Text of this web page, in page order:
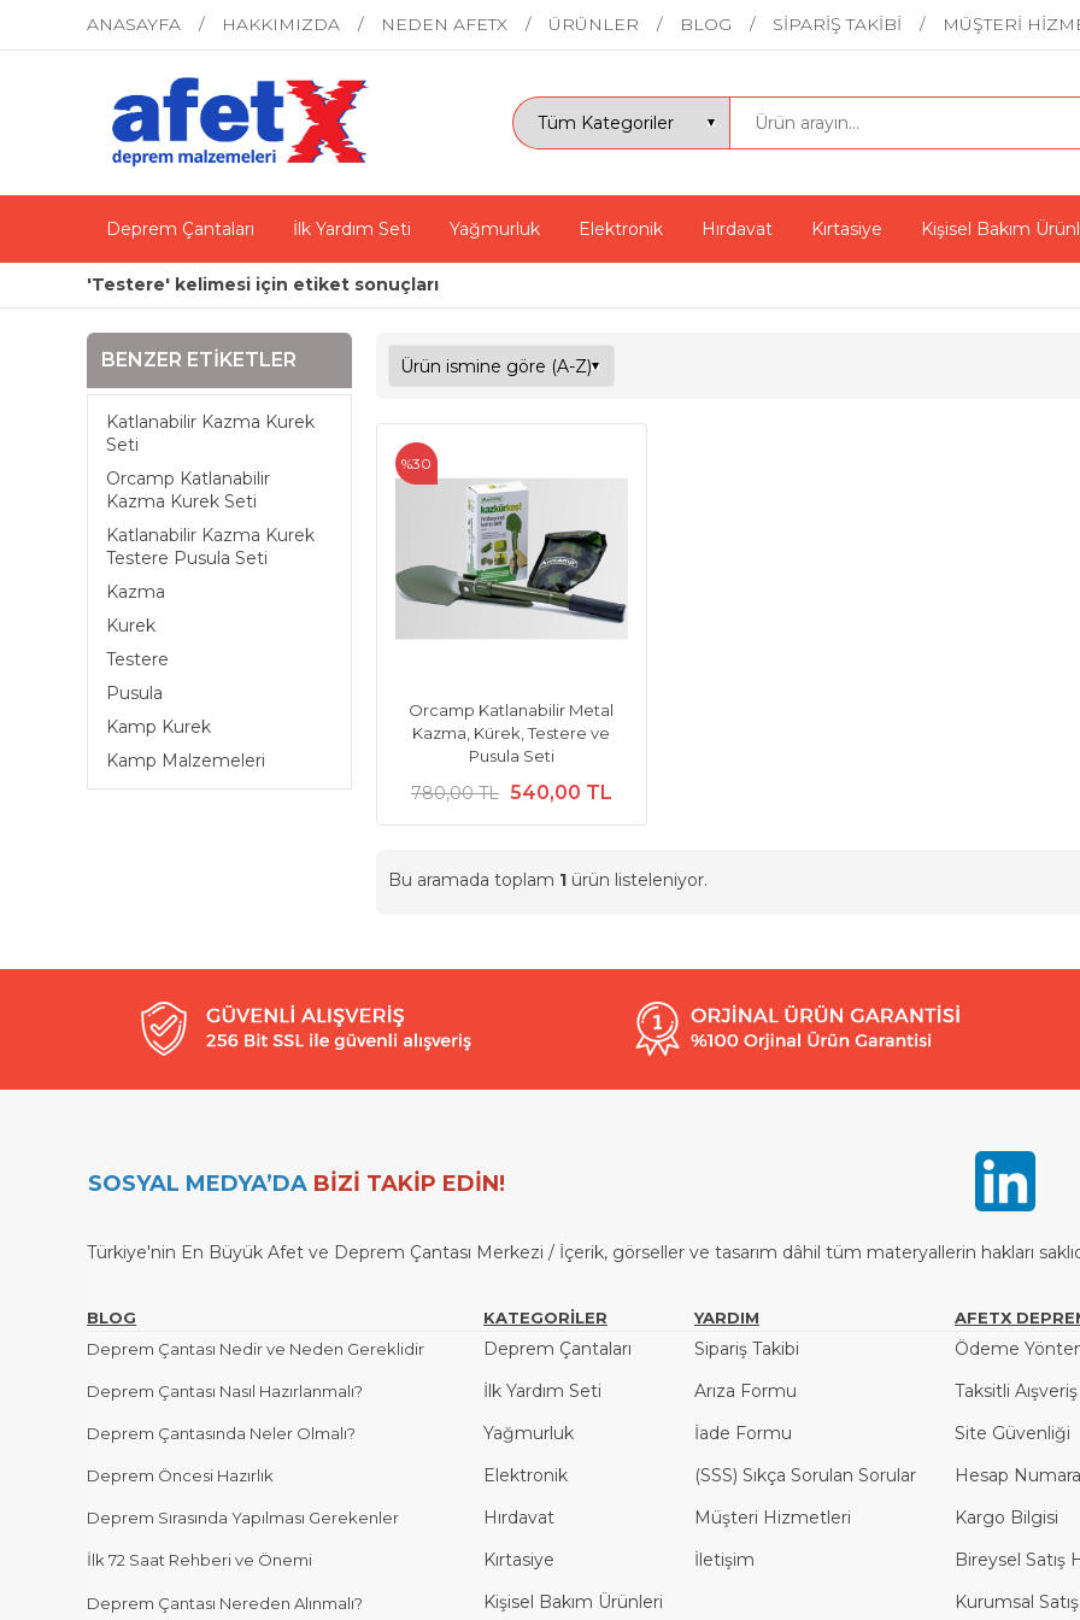
ANASAYFA HAKKIMIZDA NEDEN AFETX ÜRÜNLER BLOG SİPARİŞ TAKİBİ MÜŞTERİ
Deprem Çantaları İlk Yardım Seti Yağmurluk Elektronik Hırdavat Kırtasiye Kişisel Bakım
'Testere' kelimesi için etiket sonuçları
BENZER ETIKETLER
Katlanabilir Kazma Kurek
Seti
Orcamp Katlanabilir
Kazma Kurek Seti
Katlanabilir Kazma Kurek
Testere Pusula Seti
Kazma
Kurek
Testere
Pusula
Kamp Kurek
Kamp Malzemeleri
Orcamp Katlanabilir Metal
Kazma, Kürek, Testere ve
Pusula Seti
780,00 TL 540,00 TL
%30
Bu aramada toplam 1 ürün listeleniyor.
SOSYAL MEDYA’DA BİZİ TAKİP EDİN!
Türkiye'nin En Büyük Afet ve Deprem Çantası Merkezi / İçerik, görseller ve tasarım dâhil tüm materyallerin hakları
BLOG KATEGORİLER YARDIM
AFETX
Deprem Çantası Nedir ve Neden Gereklidir
Deprem Çantaları Sipariş Takibi Ödeme
Deprem Çantası Nasıl Hazırlanmalı? İlk Yardım Seti Arıza Formu Taksitli
Deprem Çantasında Neler Olmalı? Yağmurluk İade Formu Site Güvenliği
Deprem Öncesi Hazırlık Elektronik (SSS) Sıkça Sorulan Sorular Hesap
Deprem Sırasında Yapılması Gerekenler Hırdavat Müşteri Hizmetleri Kargo Bilgisi
İlk 72 Saat Rehberi ve Önemi Kırtasiye İletişim Bireysel Satış
Deprem Çantası Nereden Alınmalı? Kişisel Bakım Ürünleri Kurumsal